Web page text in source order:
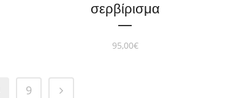
σερβίρισμα
95,00€
9